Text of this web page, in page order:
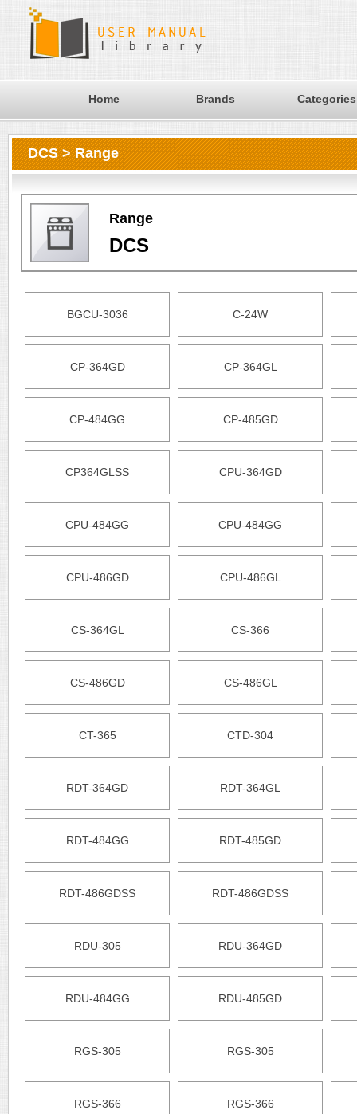
Home Brands Categories
DCS > Range
Range
DCS
BGCU-3036 C-24W
CP-364GD CP-364GL
CP-484GG CP-485GD
CP364GLSS CPU-364GD
CPU-484GG CPU-484GG
CPU-486GD CPU-486GL
CS-364GL CS-366
CS-486GD CS-486GL
CT-365 CTD-304
RDT-364GD RDT-364GL
RDT-484GG RDT-485GD
RDT-486GDSS RDT-486GDSS
RDU-305 RDU-364GD
RDU-484GG RDU-485GD
RGS-305 RGS-305
RGS-366 RGS-366